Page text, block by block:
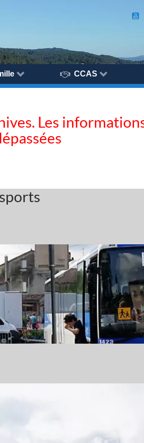
CCAS
Les